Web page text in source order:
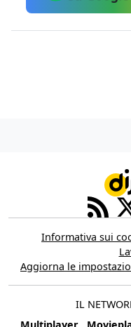
Informativa sui
Aggiorna le
IL